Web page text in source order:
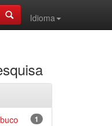
Idioma
1